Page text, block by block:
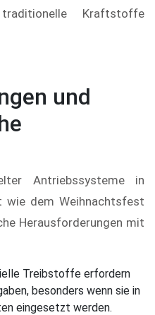
Kraftstoffe
und
Antriebssysteme in
wie dem Weihnachtsfest
Herausforderungen mit
Treibstoffe erfordern
besonders wenn sie in
eingesetzt werden.